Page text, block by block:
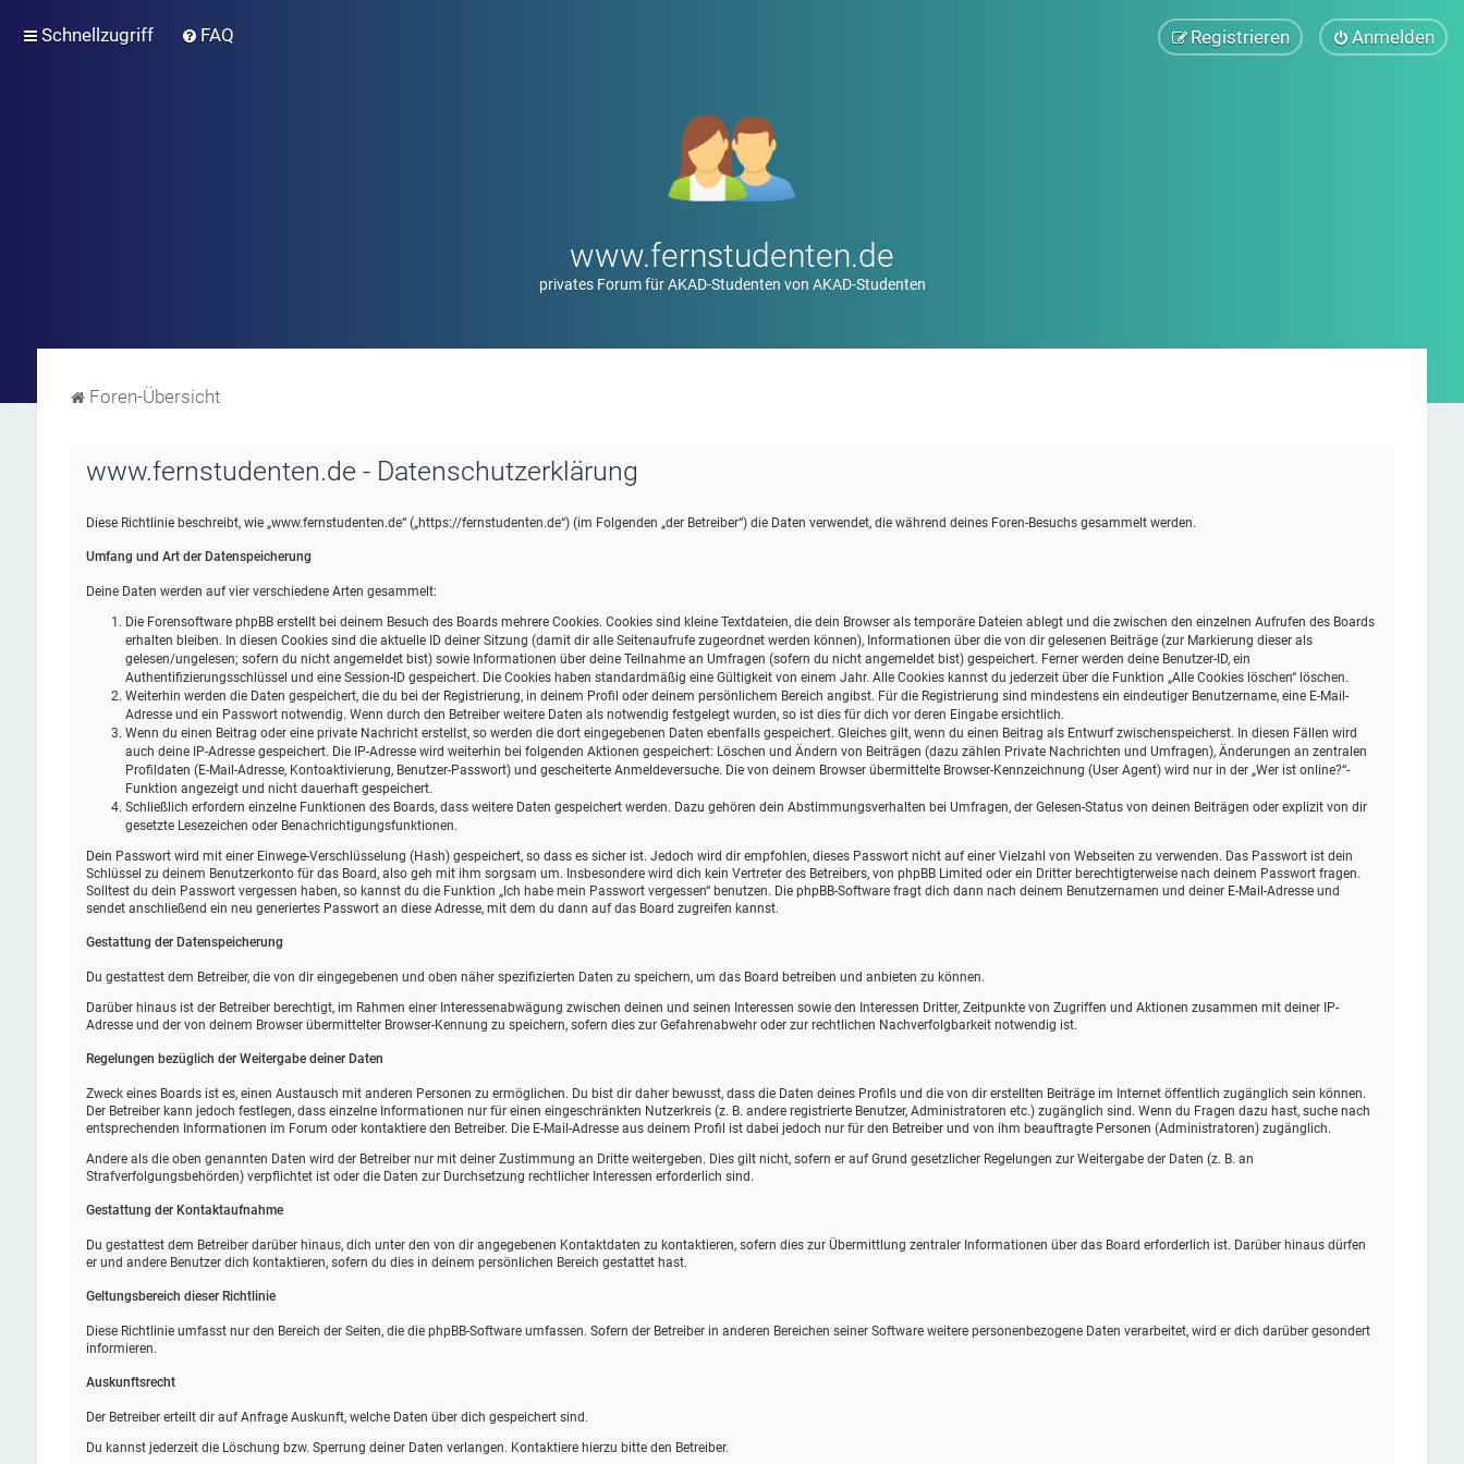
Schnellzugriff FAQ Anmelden
Registrieren
www.fernstudenten.de
privates Forum für AKAD-Studenten von AKAD-Studenten
Foren-Übersicht
www.fernstudenten.de - Datenschutzerklärung
Diese Richtlinie beschreibt, wie „www.fernstudenten.de“ („https://fernstudenten.de“) (im Folgenden „der Betreiber“) die Daten verwendet, die während deines Foren-Besuchs gesammelt werden.
Umfang und Art der Datenspeicherung
Deine Daten werden auf vier verschiedene Arten gesammelt:
Die Forensoftware phpBB erstellt bei deinem Besuch des Boards mehrere Cookies. Cookies sind kleine Textdateien, die dein Browser als temporäre Dateien ablegt und die zwischen den einzelnen Aufrufen des Boards
erhalten bleiben. In diesen Cookies sind die aktuelle ID deiner Sitzung (damit dir alle Seitenaufrufe zugeordnet werden können), Informationen über die von dir gelesenen Beiträge (zur Markierung dieser als
gelesen/ungelesen; sofern du nicht angemeldet bist) sowie Informationen über deine Teilnahme an Umfragen (sofern du nicht angemeldet bist) gespeichert. Ferner werden deine Benutzer-ID, ein
Authentifizierungsschlüssel und eine Session-ID gespeichert. Die Cookies haben standardmäßig eine Gültigkeit von einem Jahr. Alle Cookies kannst du jederzeit über die Funktion „Alle Cookies löschen“ löschen.
Weiterhin werden die Daten gespeichert, die du bei der Registrierung, in deinem Profil oder deinem persönlichem Bereich angibst. Für die Registrierung sind mindestens ein eindeutiger Benutzername, eine E-Mail-
Adresse und ein Passwort notwendig. Wenn durch den Betreiber weitere Daten als notwendig festgelegt wurden, so ist dies für dich vor deren Eingabe ersichtlich.
Wenn du einen Beitrag oder eine private Nachricht erstellst, so werden die dort eingegebenen Daten ebenfalls gespeichert. Gleiches gilt, wenn du einen Beitrag als Entwurf zwischenspeicherst. In diesen Fällen wird
auch deine IP-Adresse gespeichert. Die IP-Adresse wird weiterhin bei folgenden Aktionen gespeichert: Löschen und Ändern von Beiträgen (dazu zählen Private Nachrichten und Umfragen), Änderungen an zentralen
Profildaten (E-Mail-Adresse, Kontoaktivierung, Benutzer-Passwort) und gescheiterte Anmeldeversuche. Die von deinem Browser übermittelte Browser-Kennzeichnung (User Agent) wird nur in der „Wer ist online?“-
Funktion angezeigt und nicht dauerhaft gespeichert.
Schließlich erfordern einzelne Funktionen des Boards, dass weitere Daten gespeichert werden. Dazu gehören dein Abstimmungsverhalten bei Umfragen, der Gelesen-Status von deinen Beiträgen oder explizit von dir
gesetzte Lesezeichen oder Benachrichtigungsfunktionen.
Dein Passwort wird mit einer Einwege-Verschlüsselung (Hash) gespeichert, so dass es sicher ist. Jedoch wird dir empfohlen, dieses Passwort nicht auf einer Vielzahl von Webseiten zu verwenden. Das Passwort ist dein
Schlüssel zu deinem Benutzerkonto für das Board, also geh mit ihm sorgsam um. Insbesondere wird dich kein Vertreter des Betreibers, von phpBB Limited oder ein Dritter berechtigterweise nach deinem Passwort fragen.
Solltest du dein Passwort vergessen haben, so kannst du die Funktion „Ich habe mein Passwort vergessen“ benutzen. Die phpBB-Software fragt dich dann nach deinem Benutzernamen und deiner E-Mail-Adresse und
sendet anschließend ein neu generiertes Passwort an diese Adresse, mit dem du dann auf das Board zugreifen kannst.
Gestattung der Datenspeicherung
Du gestattest dem Betreiber, die von dir eingegebenen und oben näher spezifizierten Daten zu speichern, um das Board betreiben und anbieten zu können.
Darüber hinaus ist der Betreiber berechtigt, im Rahmen einer Interessenabwägung zwischen deinen und seinen Interessen sowie den Interessen Dritter, Zeitpunkte von Zugriffen und Aktionen zusammen mit deiner IP-
Adresse und der von deinem Browser übermittelter Browser-Kennung zu speichern, sofern dies zur Gefahrenabwehr oder zur rechtlichen Nachverfolgbarkeit notwendig ist.
Regelungen bezüglich der Weitergabe deiner Daten
Zweck eines Boards ist es, einen Austausch mit anderen Personen zu ermöglichen. Du bist dir daher bewusst, dass die Daten deines Profils und die von dir erstellten Beiträge im Internet öffentlich zugänglich sein können.
Der Betreiber kann jedoch festlegen, dass einzelne Informationen nur für einen eingeschränkten Nutzerkreis (z. B. andere registrierte Benutzer, Administratoren etc.) zugänglich sind. Wenn du Fragen dazu hast, suche nach
entsprechenden Informationen im Forum oder kontaktiere den Betreiber. Die E-Mail-Adresse aus deinem Profil ist dabei jedoch nur für den Betreiber und von ihm beauftragte Personen (Administratoren) zugänglich.
Andere als die oben genannten Daten wird der Betreiber nur mit deiner Zustimmung an Dritte weitergeben. Dies gilt nicht, sofern er auf Grund gesetzlicher Regelungen zur Weitergabe der Daten (z. B. an
Strafverfolgungsbehörden) verpflichtet ist oder die Daten zur Durchsetzung rechtlicher Interessen erforderlich sind.
Gestattung der Kontaktaufnahme
Du gestattest dem Betreiber darüber hinaus, dich unter den von dir angegebenen Kontaktdaten zu kontaktieren, sofern dies zur Übermittlung zentraler Informationen über das Board erforderlich ist. Darüber hinaus dürfen
er und andere Benutzer dich kontaktieren, sofern du dies in deinem persönlichen Bereich gestattet hast.
Geltungsbereich dieser Richtlinie
Diese Richtlinie umfasst nur den Bereich der Seiten, die die phpBB-Software umfassen. Sofern der Betreiber in anderen Bereichen seiner Software weitere personenbezogene Daten verarbeitet, wird er dich darüber gesondert
informieren.
Auskunftsrecht
Der Betreiber erteilt dir auf Anfrage Auskunft, welche Daten über dich gespeichert sind.
Du kannst jederzeit die Löschung bzw. Sperrung deiner Daten verlangen. Kontaktiere hierzu bitte den Betreiber.